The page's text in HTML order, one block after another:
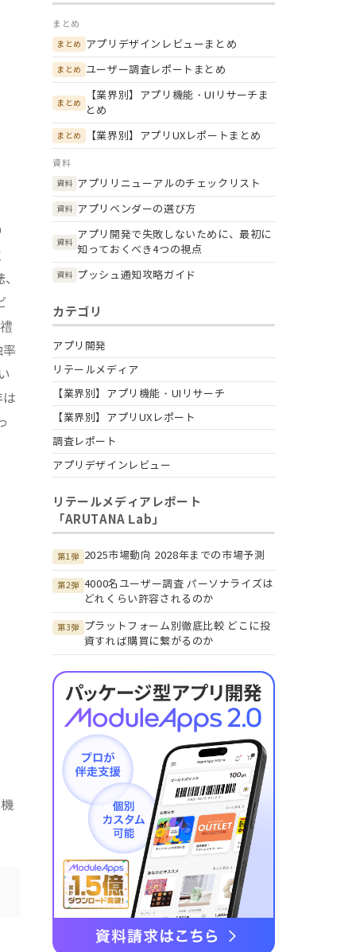
まとめ
まとめ アプリデザインレビューまとめ
まとめ ユーザー調査レポートまとめ
まとめ
【業界別】アプリ機能・UIリサーチま
とめ
まとめ 【業界別】アプリUXレポートまとめ
資料
資料 アプリリニューアルのチェックリスト
資料 アプリベンダーの選び方
資料
アプリ開発で失敗しないために、最初に
知っておくべき4つの視点
資料 プッシュ通知攻略ガイド
カテゴリ
アプリ開発
リテールメディア
【業界別】アプリ機能・UIリサーチ
【業界別】アプリUXレポート
調査レポート
アプリデザインレビュー
リテールメディアレポート
「ARUTANA Lab」
第1弾 2025市場動向 2028年までの市場予測
第2弾 4000名ユーザー調査 パーソナライズは
どれくらい許容されるのか
第3弾
プラットフォーム別徹底比較 どこに投
資すれば購買に繋がるのか